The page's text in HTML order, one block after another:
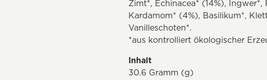
Zimt*, Echinacea* (14%),
Kardamom* (4%), Basilikum*,
Vanilleschoten*.
*aus kontrolliert ökologischer
Inhalt
30.6 Gramm (g)